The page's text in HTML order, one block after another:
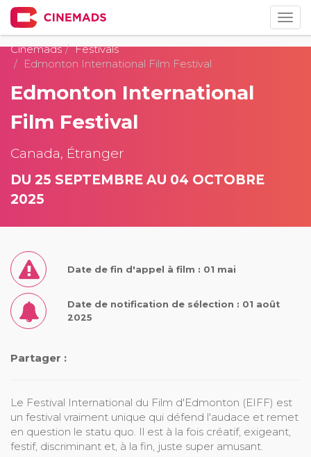
Cinemads
Festivals
Edmonton International Film Festival
Edmonton International
Film Festival
Canada, Étranger
DU 25 SEPTEMBRE AU 04 OCTOBRE
2025
Date de fin d'appel à film : 01 mai
Date de notification de sélection : 01 août
2025
Partager :
Le Festival International du Film d'Edmonton (EIFF) est
un festival vraiment unique qui défend l'audace et remet
en question le statu quo. Il est à la fois créatif, exigeant,
festif, discriminant et, à la fin, juste super amusant.